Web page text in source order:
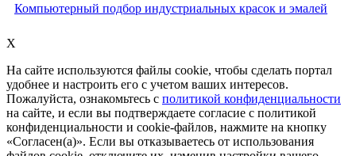
Компьютерный подбор индустриальных красок и эмалей
X
На сайте используются файлы cookie, чтобы сделать портал
удобнее и настроить его с учетом ваших интересов.
Пожалуйста, ознакомьтесь с политикой конфиденциальности
на сайте, и если вы подтверждаете согласие с политикой
конфиденциальности и cookie-файлов, нажмите на кнопку
«Согласен(а)». Если вы отказываетесь от использования